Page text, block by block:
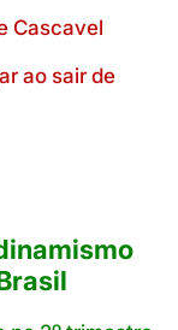
Cascavel
ao sair de